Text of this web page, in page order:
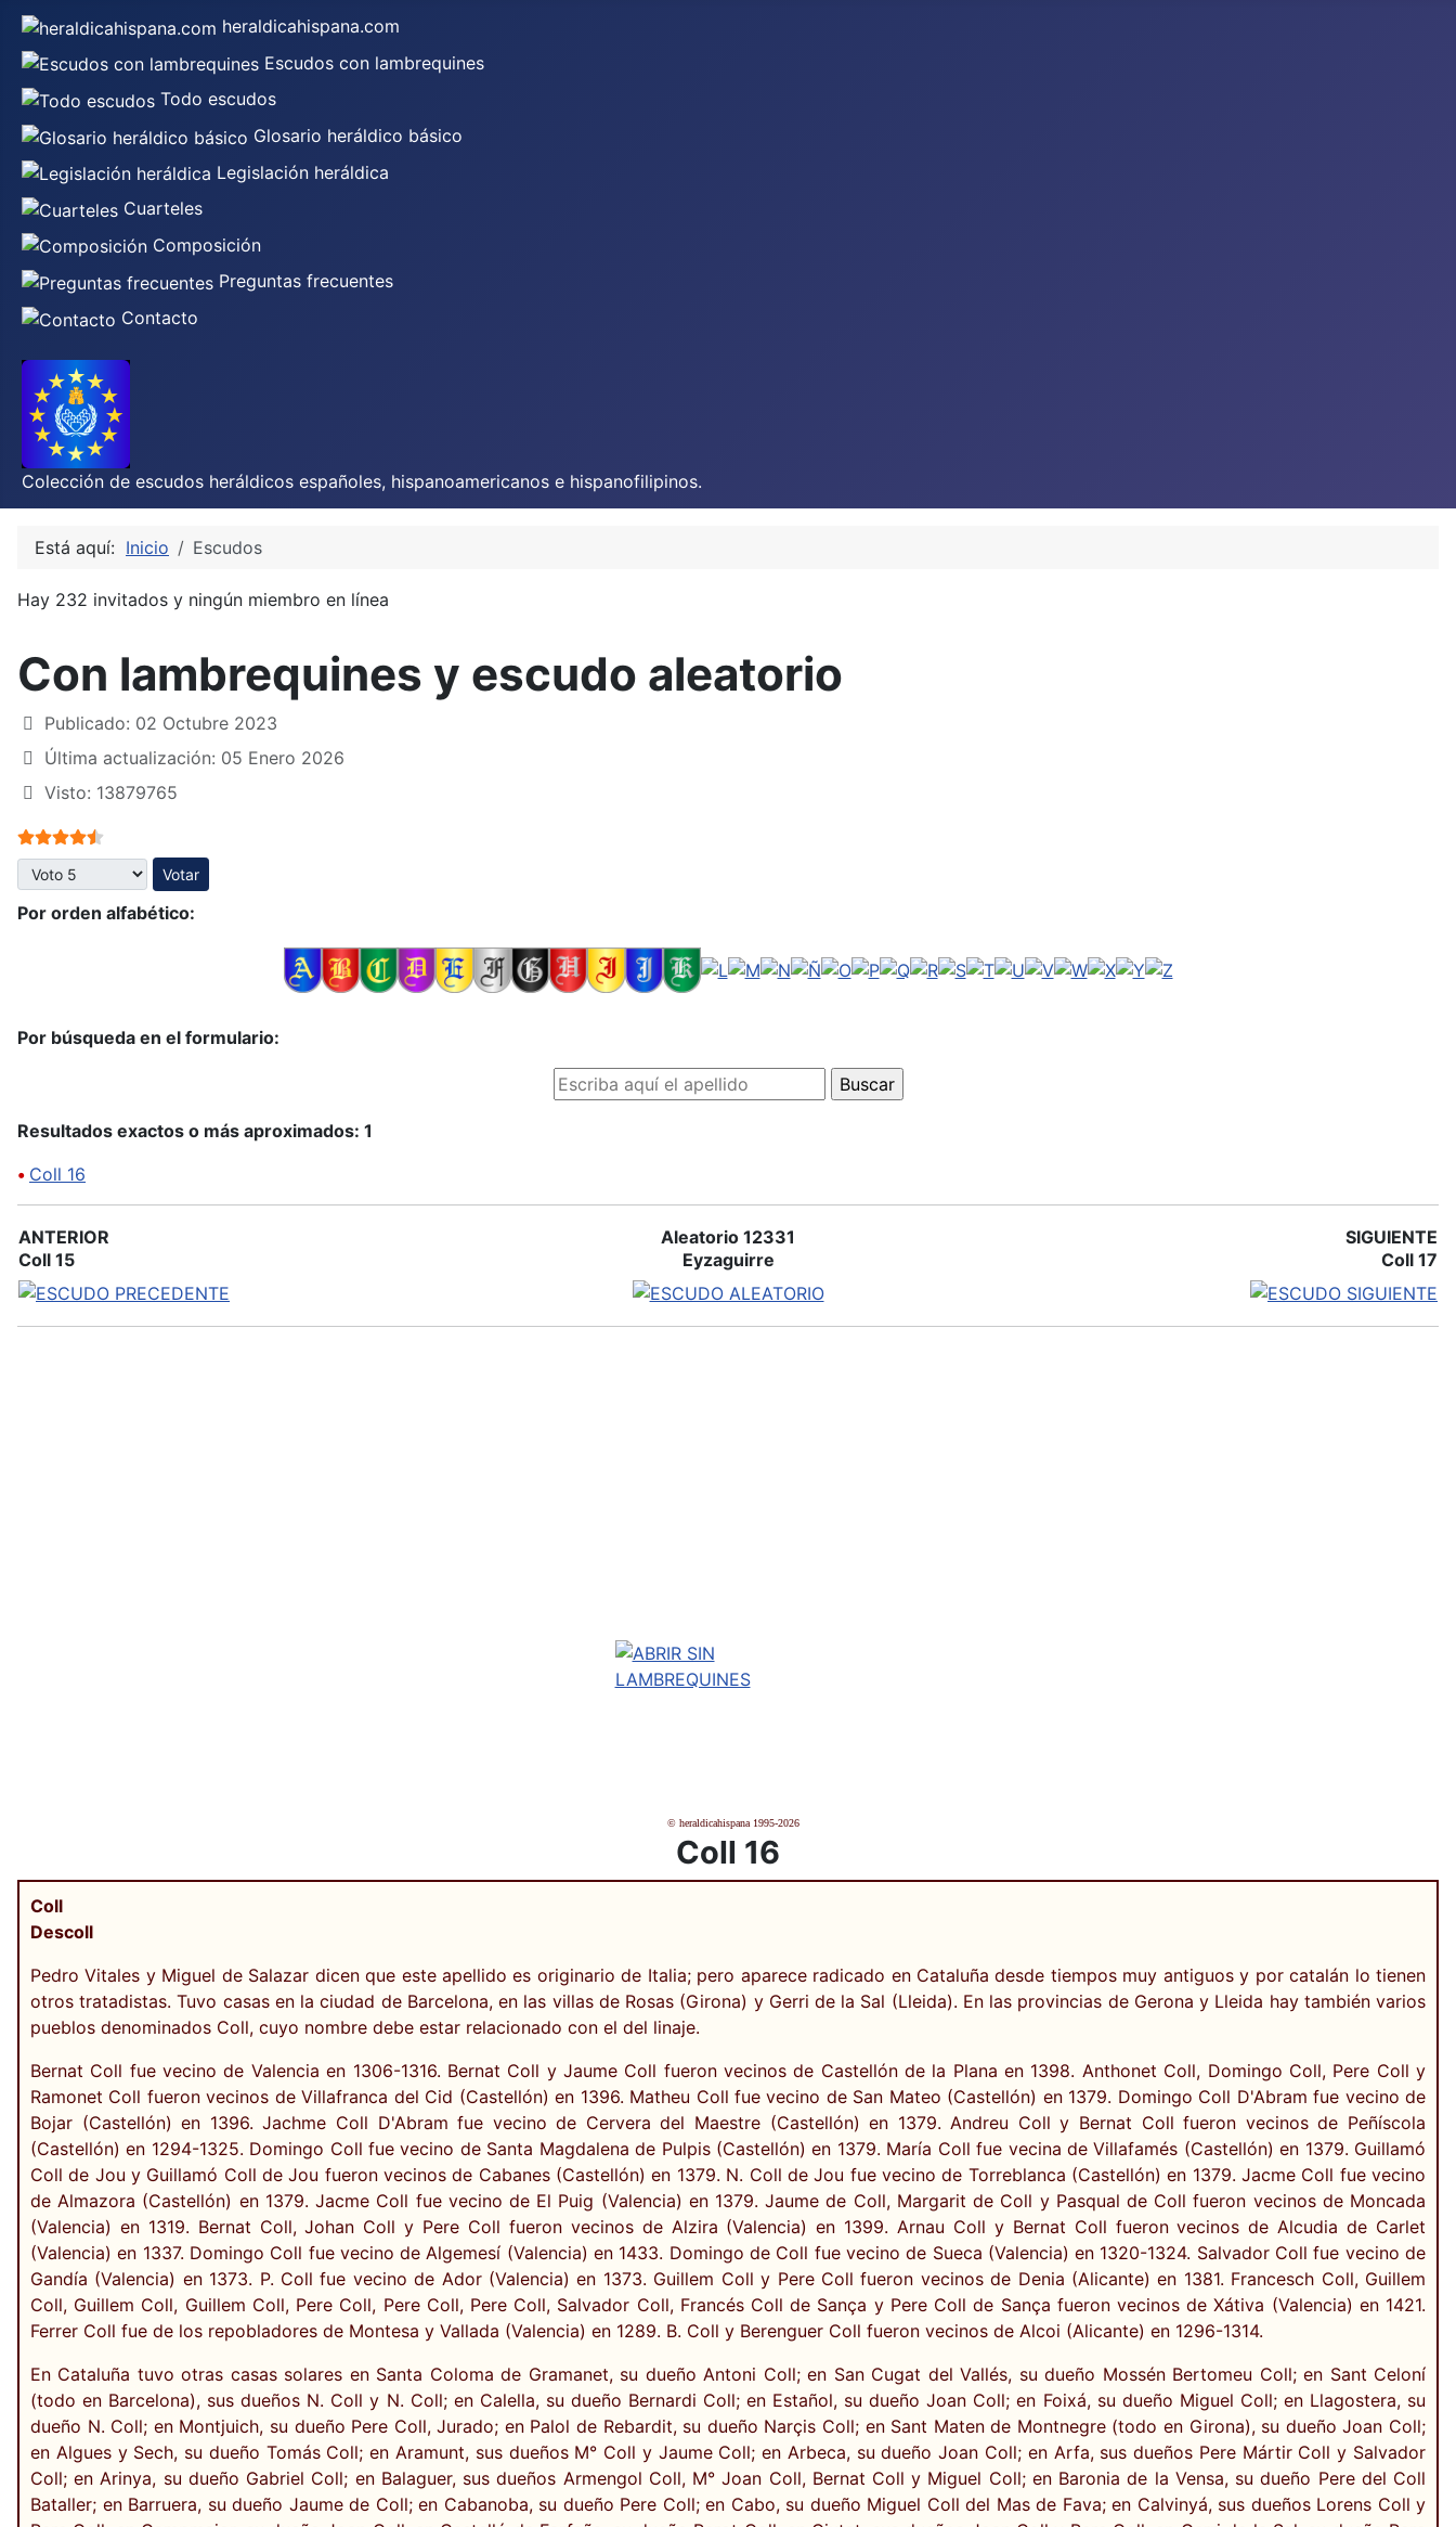
heraldicahispana.com
Escudos con lambrequines
Todo escudos
Glosario heráldico básico
Legislación heráldica
Cuarteles
Composición
Preguntas frecuentes
Contacto
Colección de escudos heráldicos españoles, hispanoamericanos e hispanofilipinos.
Está aquí: Inicio Escudos
Hay 232 invitados y ningún miembro en línea
Con lambrequines y escudo aleatorio
Publicado: 02 Octubre 2023
Última actualización: 05 Enero 2026
Visto: 13879765
Ratio:4.5/
Por favor, vote
Por orden alfabético:
Por búsqueda en el formulario:
Resultados exactos o más aproximados: 1
• Coll 16
ANTERIOR
Coll 15
Aleatorio 12331
Eyzaguirre
SIGUIENTE
Coll 17
© heraldicahispana 1995-2026
Coll 16
Coll
Descoll
Pedro Vitales y Miguel de Salazar dicen que este apellido es originario de Italia; pero aparece radicado en Cataluña desde tiempos muy antiguos y por catalán lo tienen
otros tratadistas. Tuvo casas en la ciudad de Barcelona, en las villas de Rosas (Girona) y Gerri de la Sal (Lleida). En las provincias de Gerona y Lleida hay también varios
pueblos denominados Coll, cuyo nombre debe estar relacionado con el del linaje.
Bernat Coll fue vecino de Valencia en 1306-1316. Bernat Coll y Jaume Coll fueron vecinos de Castellón de la Plana en 1398. Anthonet Coll, Domingo Coll, Pere Coll y
Ramonet Coll fueron vecinos de Villafranca del Cid (Castellón) en 1396. Matheu Coll fue vecino de San Mateo (Castellón) en 1379. Domingo Coll D'Abram fue vecino de
Bojar (Castellón) en 1396. Jachme Coll D'Abram fue vecino de Cervera del Maestre (Castellón) en 1379. Andreu Coll y Bernat Coll fueron vecinos de Peñíscola
(Castellón) en 1294­-1325. Domingo Coll fue vecino de Santa Magdalena de Pulpis (Castellón) en 1379. María Coll fue vecina de Villafamés (Castellón) en 1379. Guillamó
Coll de Jou y Guillamó Coll de Jou fueron vecinos de Cabanes (Castellón) en 1379. N. Coll de Jou fue vecino de Torreblanca (Castellón) en 1379. Jacme Coll fue vecino
de Almazora (Castellón) en 1379. Jacme Coll fue vecino de El Puig (Valencia) en 1379. Jaume de Coll, Margarit de Coll y Pasqual de Coll fueron vecinos de Moncada
(Valencia) en 1319. Bernat Coll, Johan Coll y Pere Coll fueron vecinos de Alzira (Valencia) en 1399. Arnau Coll y Bernat Coll fueron vecinos de Alcudia de Carlet
(Valencia) en 1337. Domingo Coll fue vecino de Algemesí (Valencia) en 1433. Domingo de Coll fue vecino de Sueca (Valencia) en 1320-1324. Salvador Coll fue vecino de
Gandía (Valencia) en 1373. P. Coll fue vecino de Ador (Valencia) en 1373. Guillem Coll y Pere Coll fueron vecinos de Denia (Alicante) en 1381. Francesch Coll, Guillem
Coll, Guillem Coll, Guillem Coll, Pere Coll, Pere Coll, Pere Coll, Salvador Coll, Francés Coll de Sança y Pere Coll de Sança fueron vecinos de Xátiva (Valencia) en 1421.
Ferrer Coll fue de los repobladores de Montesa y Vallada (Valencia) en 1289. B. Coll y Berenguer Coll fueron vecinos de Alcoi (Alicante) en 1296-1314.
En Cataluña tuvo otras casas solares en Santa Coloma de Gramanet, su dueño Antoni Coll; en San Cugat del Vallés, su dueño Mossén Bertomeu Coll; en Sant Celoní
(todo en Barcelona), sus dueños N. Coll y N. Coll; en Calella, su dueño Bernardi Coll; en Estañol, su dueño Joan Coll; en Foixá, su dueño Miguel Coll; en Llagostera, su
dueño N. Coll; en Montjuich, su dueño Pere Coll, Jurado; en Palol de Rebardit, su dueño Narçis Coll; en Sant Maten de Montnegre (todo en Girona), su dueño Joan Coll;
en Algues y Sech, su dueño Tomás Coll; en Aramunt, sus dueños M° Coll y Jaume Coll; en Arbeca, su dueño Joan Coll; en Arfa, sus dueños Pere Mártir Coll y Salvador
Coll; en Arinya, su dueño Gabriel Coll; en Balaguer, sus dueños Armengol Coll, M° Joan Coll, Bernat Coll y Miguel Coll; en Baronia de la Vensa, su dueño Pere del Coll
Bataller; en Barruera, su dueño Jaume de Coll; en Cabanoba, su dueño Pere Coll; en Cabo, su dueño Miguel Coll del Mas de Fava; en Calvinyá, sus dueños Lorens Coll y